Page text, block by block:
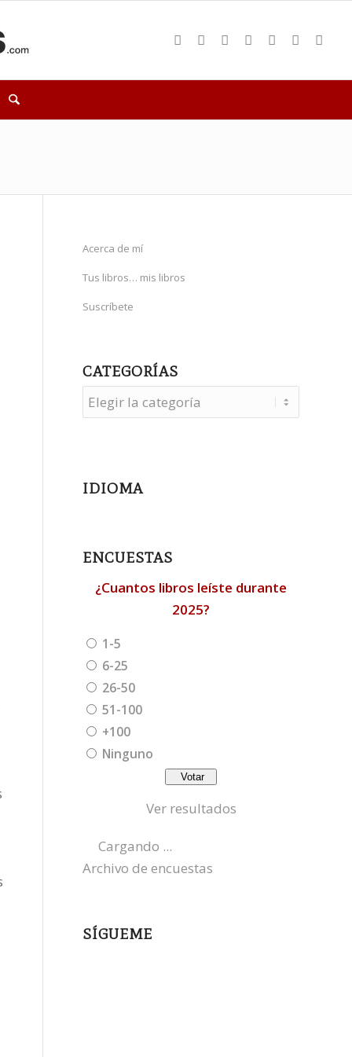
Acerca de mí
Tus libros… mis libros
Suscríbete
CATEGORÍAS
Categorías
IDIOMA
ENCUESTAS
¿Cuantos libros leíste durante
2025?
1-5
6-25
26-50
51-100
+100
Ninguno
Ver resultados
Cargando ...
Archivo de encuestas
SÍGUEME